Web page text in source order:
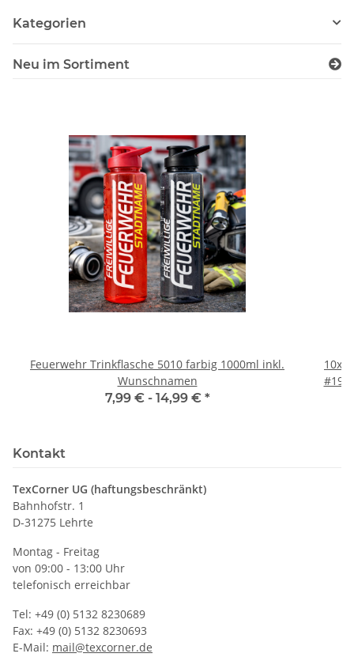
Kategorien
Neu im Sortiment
Feuerwehr Trinkflasche 5010 farbig 1000ml inkl.
Wunschnamen
7,99 € - 14,99 € *
10x
#190
Kontakt
TexCorner UG (haftungsbeschränkt)
Bahnhofstr. 1
D-31275 Lehrte
Montag - Freitag
von 09:00 - 13:00 Uhr
telefonisch erreichbar
Tel: +49 (0) 5132 8230689
Fax: +49 (0) 5132 8230693
E-Mail: mail@texcorner.de